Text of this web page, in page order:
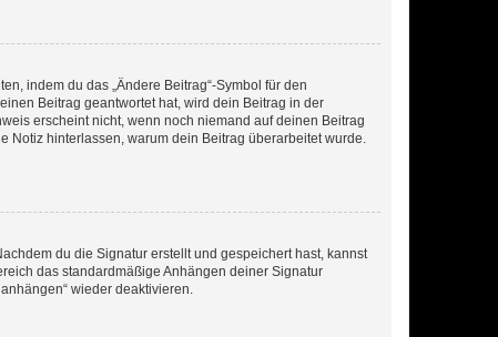
indem du das „Ändere Beitrag“-Symbol für den
Beitrag geantwortet hat, wird dein Beitrag in der
erscheint nicht, wenn noch niemand auf deinen Beitrag
Notiz hinterlassen, warum dein Beitrag überarbeitet wurde.
du die Signatur erstellt und gespeichert hast, kannst
das standardmäßige Anhängen deiner Signatur
wieder deaktivieren.